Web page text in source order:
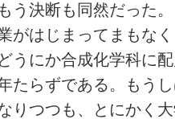
う決断も同然だった。
がはじまってまもな
うにか合成化学科に
たらずである。もう
りつつも、とにかく